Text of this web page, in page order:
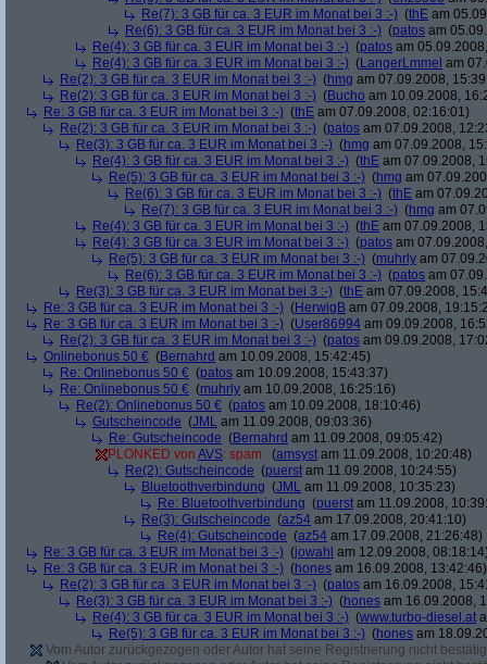
Re(7): 3 GB für ca. 3 EUR im Monat bei 3 :-) (thE am
Re(6): 3 GB für ca. 3 EUR im Monat bei 3 :-) (patos am
Re(4): 3 GB für ca. 3 EUR im Monat bei 3 :-) (patos am
Re(4): 3 GB für ca. 3 EUR im Monat bei 3 :-) (LangerLmmel am
Re(2): 3 GB für ca. 3 EUR im Monat bei 3 :-) (hmg am 07.09.2008,
Re(2): 3 GB für ca. 3 EUR im Monat bei 3 :-) (Bucho am 10.09.2008,
Re: 3 GB für ca. 3 EUR im Monat bei 3 :-) (thE am 07.09.2008, 02:16:01)
Re(2): 3 GB für ca. 3 EUR im Monat bei 3 :-) (patos am 07.09.2008,
Re(3): 3 GB für ca. 3 EUR im Monat bei 3 :-) (hmg am 07.09.2008,
Re(4): 3 GB für ca. 3 EUR im Monat bei 3 :-) (thE am 07.09.2008,
Re(5): 3 GB für ca. 3 EUR im Monat bei 3 :-) (hmg am
Re(6): 3 GB für ca. 3 EUR im Monat bei 3 :-) (thE am
Re(7): 3 GB für ca. 3 EUR im Monat bei 3 :-) (hmg am
Re(4): 3 GB für ca. 3 EUR im Monat bei 3 :-) (thE am 07.09.2008,
Re(4): 3 GB für ca. 3 EUR im Monat bei 3 :-) (patos am
Re(5): 3 GB für ca. 3 EUR im Monat bei 3 :-) (muhrly am
Re(6): 3 GB für ca. 3 EUR im Monat bei 3 :-) (patos am
Re(3): 3 GB für ca. 3 EUR im Monat bei 3 :-) (thE am 07.09.2008,
Re: 3 GB für ca. 3 EUR im Monat bei 3 :-) (HerwigB am 07.09.2008,
Re: 3 GB für ca. 3 EUR im Monat bei 3 :-) (User86994 am 09.09.2008,
Re(2): 3 GB für ca. 3 EUR im Monat bei 3 :-) (patos am 09.09.2008,
Onlinebonus 50 € (Bernahrd am 10.09.2008, 15:42:45)
Re: Onlinebonus 50 € (patos am 10.09.2008, 15:43:37)
Re: Onlinebonus 50 € (muhrly am 10.09.2008, 16:25:16)
Re(2): Onlinebonus 50 € (patos am 10.09.2008, 18:10:46)
Gutscheincode (JML am 11.09.2008, 09:03:36)
Re: Gutscheincode (Bernahrd am 11.09.2008, 09:05:42)
PLONKED von AVS: spam (amsyst am 11.09.2008, 10:20:48)
Re(2): Gutscheincode (puerst am 11.09.2008, 10:24:55)
Bluetoothverbindung (JML am 11.09.2008, 10:35:23)
Re: Bluetoothverbindung (puerst am 11.09.2008,
Re(3): Gutscheincode (az54 am 17.09.2008, 20:41:10)
Re(4): Gutscheincode (az54 am 17.09.2008, 21:26:48)
Re: 3 GB für ca. 3 EUR im Monat bei 3 :-) (jowahl am 12.09.2008,
Re: 3 GB für ca. 3 EUR im Monat bei 3 :-) (hones am 16.09.2008, 13:42:46)
Re(2): 3 GB für ca. 3 EUR im Monat bei 3 :-) (patos am 16.09.2008,
Re(3): 3 GB für ca. 3 EUR im Monat bei 3 :-) (hones am 16.09.2008,
Re(4): 3 GB für ca. 3 EUR im Monat bei 3 :-) (www.turbo-diesel.at
Re(5): 3 GB für ca. 3 EUR im Monat bei 3 :-) (hones am
Vom Autor zurückgezogen oder Autor hat seine Registrierung nicht